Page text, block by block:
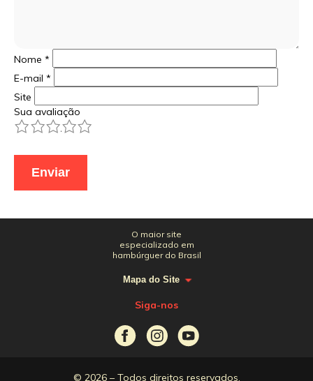
Nome *
E-mail *
Site
Sua avaliação
5
4
3
2
O maior site
especializado em
hambúrguer do Brasil
Mapa do Site
Siga-nos
© 2026 – Todos direitos reservados.